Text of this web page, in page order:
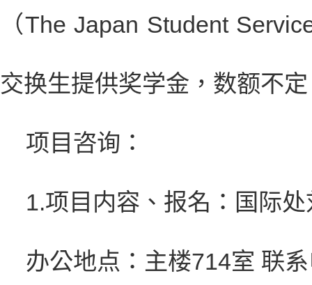
（The Japan Student
交换生提供奖学金，数额不
项目咨询：
1.项目内容、报名：国际
办公地点：主楼714室 联